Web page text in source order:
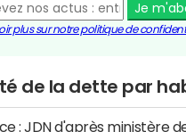
Je
plus sur notre politique de
de la dette par
: JDN d'après ministère